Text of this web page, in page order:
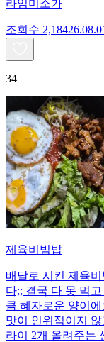
라임미소가
조회수 2,184
34
제육비빔밥
배달로 시킨 제육
다;; 결국 다 못 먹
큼 혜자로운 양이
맛이 인위적이지
라이 2개 올려주는